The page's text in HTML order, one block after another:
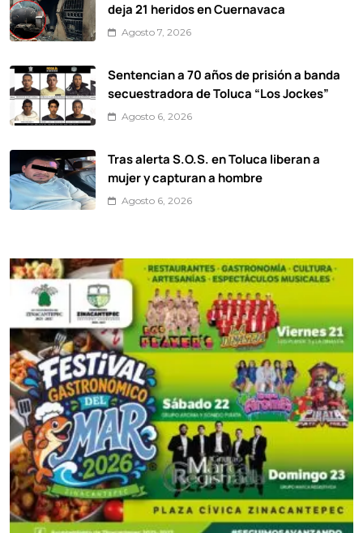
deja 21 heridos en Cuernavaca
Agosto 7, 2026
Sentencian a 70 años de prisión a banda
secuestradora de Toluca “Los Jockes”
Agosto 6, 2026
Tras alerta S.O.S. en Toluca liberan a
mujer y capturan a hombre
Agosto 6, 2026